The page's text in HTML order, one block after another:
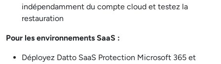
indépendamment du compte cloud et testez la
restauration
Pour les environnements SaaS :
Déployez Datto SaaS Protection Microsoft 365 et